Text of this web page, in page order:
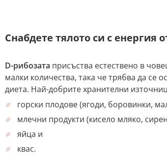
Снабдете тялото си с енергия
D-рибозата присъства естествено в
малки количества, така че трябва да се
диета. Най-добрите хранителни
горски плодове (ягоди, боровинки,
млечни продукти (кисело мляко,
яйца и
квас.